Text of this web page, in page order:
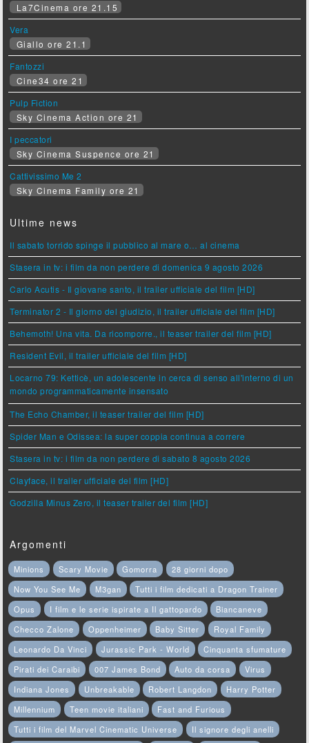
La7Cinema ore 21.15
Vera
Giallo ore 21.1
Fantozzi
Cine34 ore 21
Pulp Fiction
Sky Cinema Action ore 21
I peccatori
Sky Cinema Suspence ore 21
Cattivissimo Me 2
Sky Cinema Family ore 21
Ultime news
Il sabato torrido spinge il pubblico al mare o… al cinema
Stasera in tv: i film da non perdere di domenica 9 agosto 2026
Carlo Acutis - Il giovane santo, il trailer ufficiale del film [HD]
Terminator 2 - Il giorno del giudizio, il trailer ufficiale del film [HD]
Behemoth! Una vita. Da ricomporre., il teaser trailer del film [HD]
Resident Evil, il trailer ufficiale del film [HD]
Locarno 79: Ketticè, un adolescente in cerca di senso all'interno di un
mondo programmaticamente insensato
The Echo Chamber, il teaser trailer del film [HD]
Spider Man e Odissea: la super coppia continua a correre
Stasera in tv: i film da non perdere di sabato 8 agosto 2026
Clayface, il trailer ufficiale del film [HD]
Godzilla Minus Zero, il teaser trailer del film [HD]
Argomenti
Minions Scary Movie Gomorra
28 giorni dopo
Now You See Me
M3gan
Tutti i film dedicati a Dragon Trainer
Opus
I film e le serie ispirate a Il gattopardo
Biancaneve
Checco Zalone
Oppenheimer Baby Sitter
Royal Family
Leonardo Da Vinci
Jurassic Park - World
Cinquanta sfumature
Pirati dei Caraibi
007 James Bond Auto da corsa
Virus
Indiana Jones
Unbreakable Robert Langdon
Harry Potter
Millennium
Teen movie italiani
Fast and Furious
Tutti i film del Marvel Cinematic Universe
Il signore degli anelli